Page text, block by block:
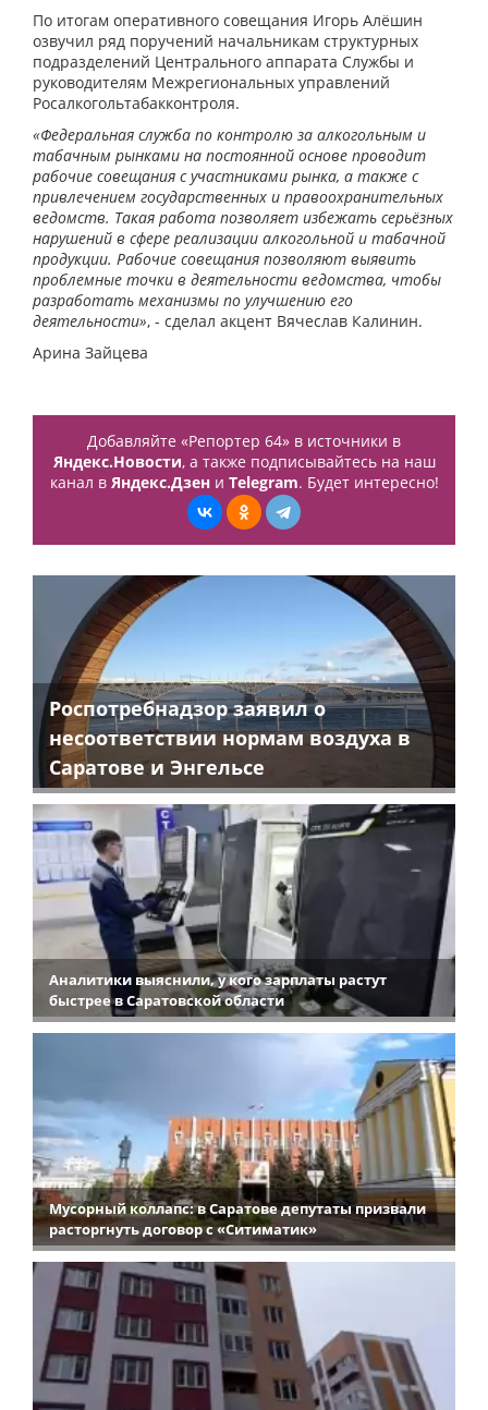
По итогам оперативного совещания Игорь Алёшин
озвучил ряд поручений начальникам структурных
подразделений Центрального аппарата Службы и
руководителям Межрегиональных управлений
Росалкогольтабакконтроля.
«Федеральная служба по контролю за алкогольным и
табачным рынками на постоянной основе проводит
рабочие совещания с участниками рынка, а также с
привлечением государственных и правоохранительных
ведомств. Такая работа позволяет избежать серьёзных
нарушений в сфере реализации алкогольной и табачной
продукции. Рабочие совещания позволяют выявить
проблемные точки в деятельности ведомства, чтобы
разработать механизмы по улучшению его
деятельности», - сделал акцент Вячеслав Калинин.
Арина Зайцева
Добавляйте «Репортер 64» в источники в
Яндекс.Новости, а также подписывайтесь на наш
канал в Яндекс.Дзени Telegram. Будет интересно!
Роспотребнадзор заявил о
несоответствии нормам воздуха в
Саратове и Энгельсе
Аналитики выяснили, у кого зарплаты растут
быстрее в Саратовской области
Мусорный коллапс: в Саратове депутаты призвали
расторгнуть договор с «Ситиматик»